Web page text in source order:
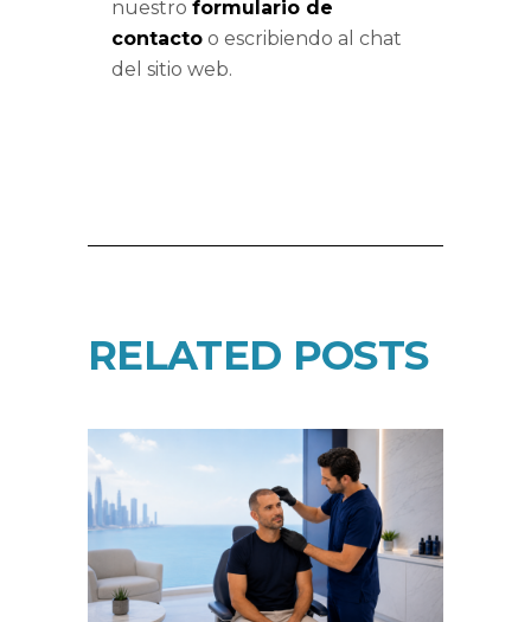
nuestro formulario de
contacto o escribiendo al chat
del sitio web.
RELATED POSTS